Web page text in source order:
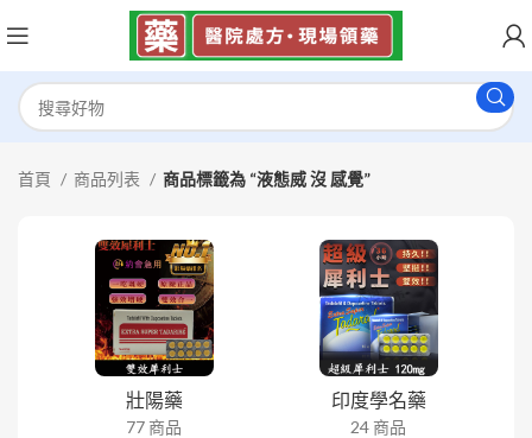
首頁 商品列表 商品標籤為 “液態威 沒 感覺”
壯陽藥
77 商品
印度學名藥
24 商品